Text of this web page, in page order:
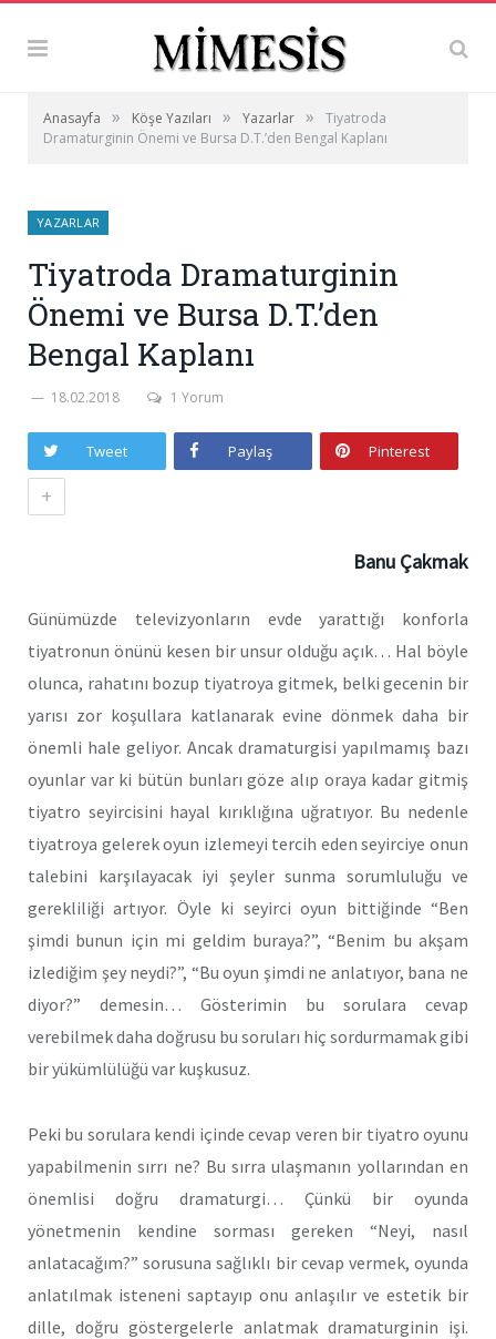
Anasayfa » Köşe Yazıları » Yazarlar »
Tiyatroda
Dramaturginin Önemi ve Bursa D.T.’den Bengal Kaplanı
YAZARLAR
Tiyatroda Dramaturginin
Önemi ve Bursa D.T.’den
Bengal Kaplanı
18.02.2018 1 Yorum
Tweet Paylaş Pinterest
+
Banu Çakmak
Günümüzde televizyonların evde yarattığı konforla
tiyatronun önünü kesen bir unsur olduğu açık… Hal böyle
olunca, rahatını bozup tiyatroya gitmek, belki gecenin bir
yarısı zor koşullara katlanarak evine dönmek daha bir
önemli hale geliyor. Ancak dramaturgisi yapılmamış bazı
oyunlar var ki bütün bunları göze alıp oraya kadar gitmiş
tiyatro seyircisini hayal kırıklığına uğratıyor. Bu nedenle
tiyatroya gelerek oyun izlemeyi tercih eden seyirciye onun
talebini karşılayacak iyi şeyler sunma sorumluluğu ve
gerekliliği artıyor. Öyle ki seyirci oyun bittiğinde “Ben
şimdi bunun için mi geldim buraya?”, “Benim bu akşam
izlediğim şey neydi?”, “Bu oyun şimdi ne anlatıyor, bana ne
diyor?” demesin… Gösterimin bu sorulara cevap
verebilmek daha doğrusu bu soruları hiç sordurmamak gibi
bir yükümlülüğü var kuşkusuz.
Peki bu sorulara kendi içinde cevap veren bir tiyatro oyunu
yapabilmenin sırrı ne? Bu sırra ulaşmanın yollarından en
önemlisi doğru dramaturgi… Çünkü bir oyunda
yönetmenin kendine sorması gereken “Neyi, nasıl
anlatacağım?” sorusuna sağlıklı bir cevap vermek, oyunda
anlatılmak isteneni saptayıp onu anlaşılır ve estetik bir
dille, doğru göstergelerle anlatmak dramaturginin işi.